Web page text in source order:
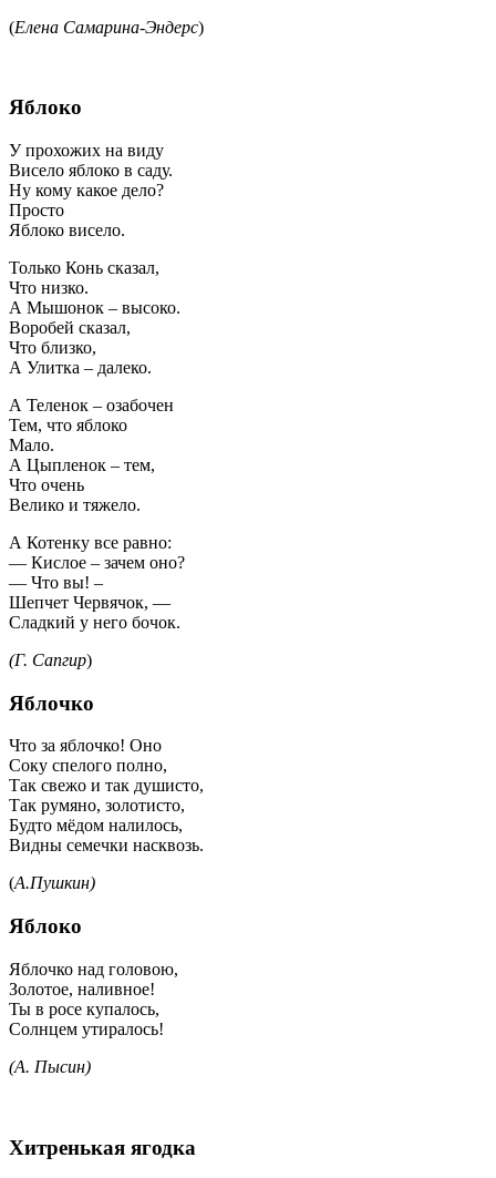
(Елена Самарина-Эндерс)
Яблоко
У прохожих на виду
Висело яблоко в саду.
Ну кому какое дело?
Просто
Яблоко висело.
Только Конь сказал,
Что низко.
А Мышонок – высоко.
Воробей сказал,
Что близко,
А Улитка – далеко.
А Теленок – озабочен
Тем, что яблоко
Мало.
А Цыпленок – тем,
Что очень
Велико и тяжело.
А Котенку все равно:
— Кислое – зачем оно?
— Что вы! –
Шепчет Червячок, —
Сладкий у него бочок.
(Г. Сапгир)
Яблочко
Что за яблочко! Оно
Соку спелого полно,
Так свежо и так душисто,
Так румяно, золотисто,
Будто мёдом налилось,
Видны семечки насквозь.
(А.Пушкин)
Яблоко
Яблочко над головою,
Золотое, наливное!
Ты в росе купалось,
Солнцем утиралось!
(А. Пысин)
Хитренькая ягодка